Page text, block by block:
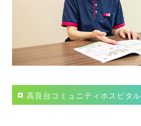
高良台コミュニティホスピタル